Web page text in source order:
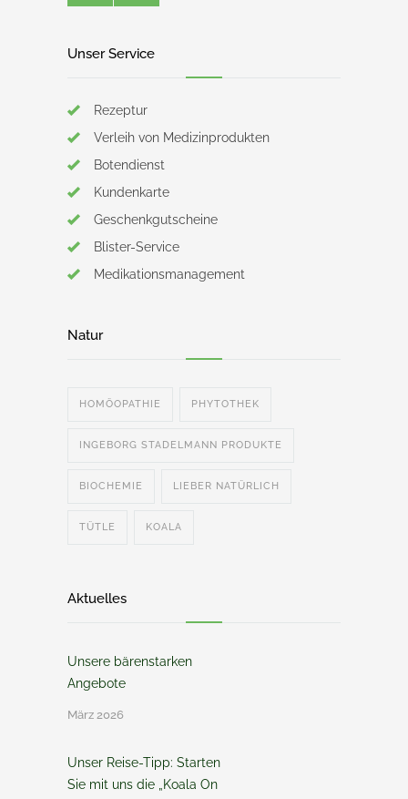
Unser Service
Rezeptur
Verleih von Medizinprodukten
Botendienst
Kundenkarte
Geschenkgutscheine
Blister-Service
Medikationsmanagement
Natur
HOMÖOPATHIE PHYTOTHEK
INGEBORG STADELMANN PRODUKTE
BIOCHEMIE LIEBER NATÜRLICH
TÜTLE KOALA
Aktuelles
Unsere bärenstarken
Angebote
März 2026
Unser Reise-Tipp: Starten
Sie mit uns die „Koala On